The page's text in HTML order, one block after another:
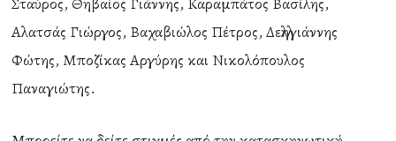
Αλατσάς Γιώργος, Βαχαβιώλος Πέτρος, Δελληγιάννης
Φώτης, Μποζίκας Αργύρης και Νικολόπουλος
Παναγιώτης.